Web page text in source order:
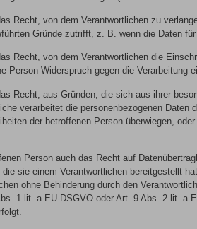
Recht, von dem Verantwortlichen zu
Gründe zutrifft, z. B. wenn die Daten
Recht, von dem Verantwortlichen die
Person Widerspruch gegen die Verarbeitung
Recht, aus Gründen, die sich aus ihrer
verarbeitet die personenbezogenen
der betroffenen Person überwiegen,
Person auch das Recht auf
die sie einem Verantwortlichen bereitgestellt
ohne Behinderung durch den
1 lit. a EU-DSGVO oder Art. 9 Abs. 2 lit. a